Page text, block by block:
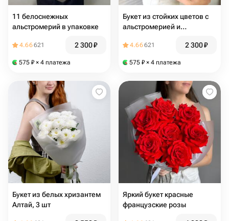
11 белоснежных
альстромерий в упаковке
4.66621 2 300₽
575 ₽ × 4 платежа
Букет из стойких цветов с
альстромерией и
4.66621 2 300₽
575 ₽ × 4 платежа
Букет из белых хризантем
Алтай, 3 шт
Яркий букет красные
французские розы